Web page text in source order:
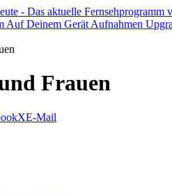
Auf Deinem Gerät Aufnahmen
Frauen
XE-Mail